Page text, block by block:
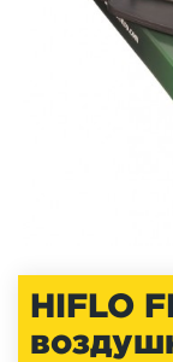
HIFLO